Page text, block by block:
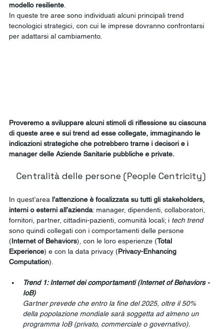
modello resiliente
In queste tre aree sono individuati alcuni principali trend
tecnologici strategici, con cui le imprese dovranno confrontarsi
per adattarsi al cambiamento.
Proveremo a sviluppare alcuni stimoli di riflessione su ciascuna
di queste aree e sui trend ad esse collegate, immaginando le
indicazioni strategiche che potrebbero trarne i decisori e i
manager delle Aziende Sanitarie pubbliche e private.
Centralità delle persone (People Centricity)
In quest’area l’attenzione è focalizzata su tutti gli stakeholders,
interni o esterni all’azienda: manager, dipendenti, collaboratori,
fornitori, partner, cittadini-pazienti, comunità locali; i tech trend
sono quindi collegati con i comportamenti delle persone
(Internet of Behaviors), con le loro esperienze (Total
Experience) e con la data privacy (Privacy-Enhancing
Computation).
Trend 1: Internet dei comportamenti (Internet of Behaviors -
IoB)
Gartner prevede che entro la fine del 2025, oltre il 50%
della popolazione mondiale sarà soggetta ad almeno un
programma IoB (privato, commerciale o governativo).